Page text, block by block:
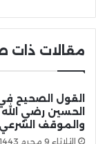
مقالات ذات
القول الصحيح
الحسين رضي
والموقف